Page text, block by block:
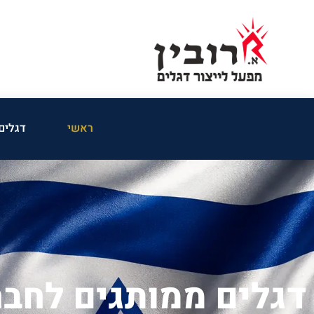
ראשי
דגלים ממותגים